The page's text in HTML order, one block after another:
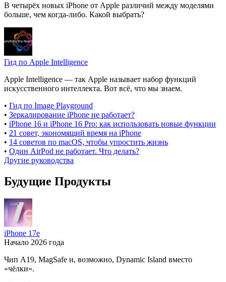
В четырёх новых iPhone от Apple различий между моделями
больше, чем когда-либо. Какой выбрать?
Гид по Apple Intelligence
Apple Intelligence — так Apple называет набор функций
искусственного интеллекта. Вот всё, что мы знаем.
• Гид по Image Playground
• Зеркалирование iPhone не работает?
• iPhone 16 и iPhone 16 Pro: как использовать новые функции
• 21 совет, экономящий время на iPhone
• 14 советов по macOS, чтобы упростить жизнь
• Один AirPod не работает. Что делать?
Другие руководства
Будущие Продукты
iPhone 17e
Начало 2026 года
Чип A19, MagSafe и, возможно, Dynamic Island вместо
«чёлки».